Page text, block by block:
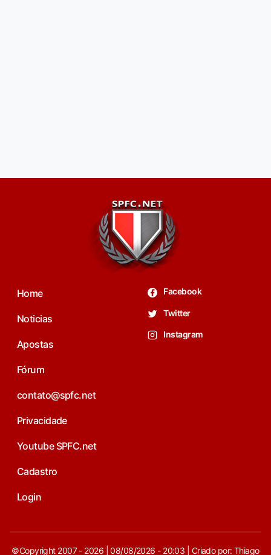
Home
Noticias
Apostas
Fórum
contato@spfc.net
Privacidade
Youtube SPFC.net
Cadastro
Login
Facebook
Twitter
Instagram
©Copyright 2007 - 2026 | 08/08/2026 - 20:03 | Criado por: Thiago